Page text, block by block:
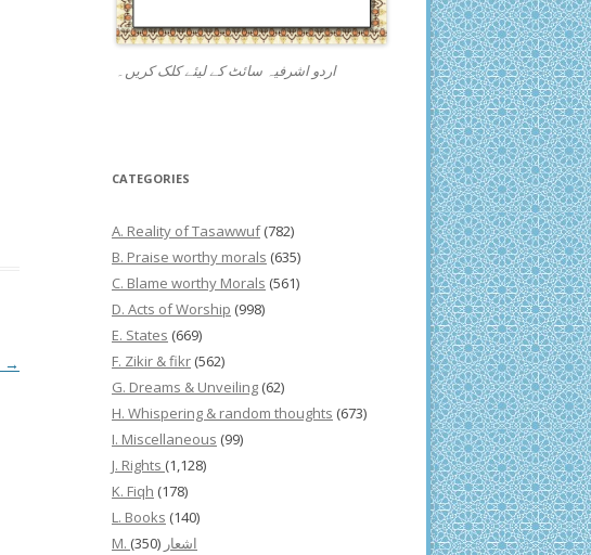
→
اردو اشرفیہ سائٹ کے لیئے کلک کریں۔
CATEGORIES
A. Reality of Tasawwuf(782)
B. Praise worthy morals (635)
C. Blame worthy Morals (561)
D. Acts of Worship (998)
E. States (669)
F. Zikir & fikr (562)
G. Dreams & Unveiling (62)
H. Whispering & random thoughts (673)
I. Miscellaneous (99)
J. Rights (1,128)
K. Fiqh (178)
L. Books (140)
M. اشعار (350)